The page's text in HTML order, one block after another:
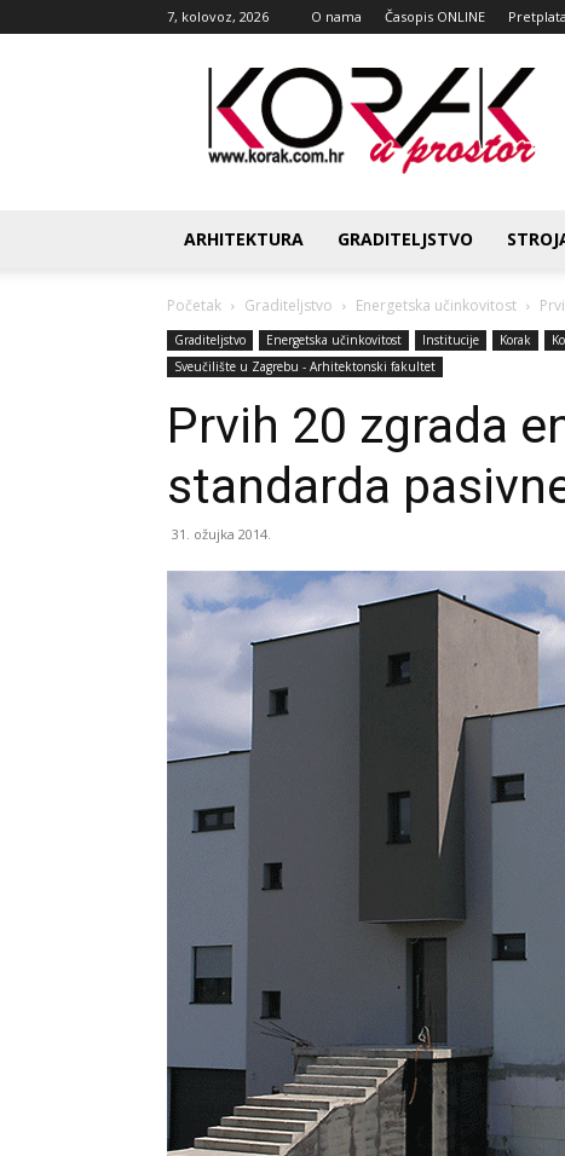
7, kolovoz, 2026 O nama Časopis ONLINE
Korak
u
prostor
ARHITEKTURA GRADITELJSTVO
Početak Graditeljstvo Energetska učinkovitost
Graditeljstvo Energetska učinkovitost Institucije Korak
Sveučilište u Zagrebu - Arhitektonski fakultet
Prvih 20 zgrada
standarda
31. ožujka 2014.